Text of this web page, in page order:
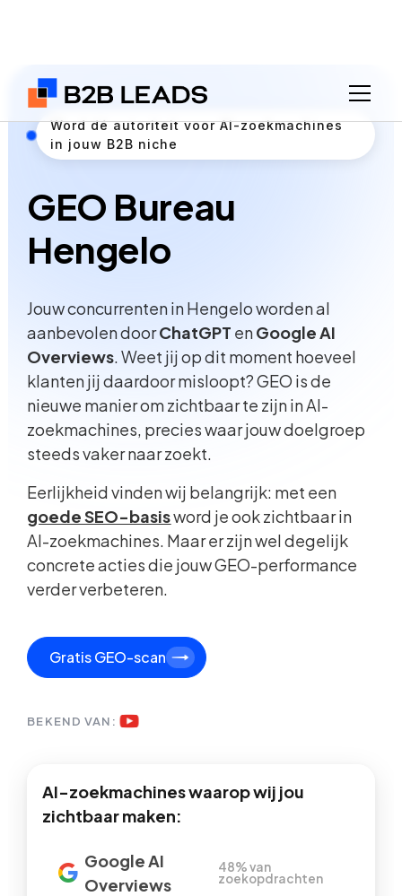
Word dé autoriteit voor AI-zoekmachines
in jouw B2B niche
GEO Bureau
Hengelo
Jouw concurrenten in Hengelo worden al
aanbevolen doorChatGPT enGoogle AI
Overviews. Weet jij op dit moment hoeveel
klanten jij daardoor misloopt? GEO is de
nieuwe manier om zichtbaar te zijn in AI-
zoekmachines, precies waar jouw doelgroep
steeds vaker naar zoekt.
Eerlijkheid vinden wij belangrijk: met een
goede SEO-basisword je ook zichtbaar in
AI-zoekmachines. Maar er zijn wel degelijk
concrete acties die jouw GEO-performance
verder verbeteren.
Gratis GEO-scan
BEKEND VAN:
AI-zoekmachines waarop wij jou
zichtbaar maken:
Google AI
Overviews
48% van
zoekopdrachten